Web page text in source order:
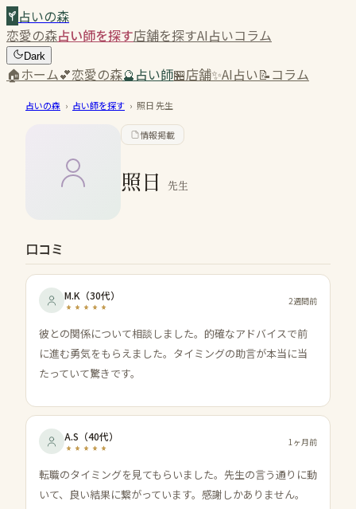
占いの森
恋愛の森占い師を探す店舗を探すAI占いコラム
Dark
🏠ホーム💕恋愛の森🔮占い師🏪店舗✨AI占い📝コラム
占いの森 › 占い師を探す › 照日先生
情報掲載
照日 先生
口コミ
M.K （30代） 2週間前
彼との関係について相談しました。的確なアドバイスで前
に進む勇気をもらえました。タイミングの助言が本当に当
たっていて驚きです。
A.S （40代） 1ヶ月前
転職のタイミングを見てもらいました。先生の言う通りに動
いて、良い結果に繋がっています。感謝しかありません。